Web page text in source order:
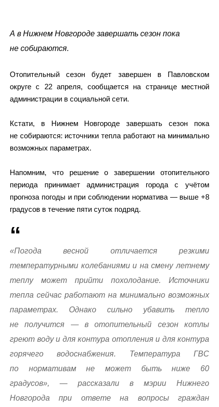
А в Нижнем Новгороде завершать сезон пока
не собираются.
Отопительный сезон будет завершен в Павловском
округе с 22 апреля, сообщается на странице местной
администрации в социальной сети.
Кстати, в Нижнем Новгороде завершать сезон пока
не собираются: источники тепла работают на минимально
возможных параметрах.
Напомним, что решение о завершении отопительного
периода принимает администрация города с учётом
прогноза погоды и при соблюдении норматива — выше +8
градусов в течение пяти суток подряд.
«Погода весной отличается резкими
температурными колебаниями и на смену летнему
теплу может прийти похолодание. Источники
тепла сейчас работают на минимально возможных
параметрах. Однако сильно убавить тепло
не получится — в отопительный сезон котлы
греют воду и для контура отопления и для контура
горячего водоснабжения. Температура ГВС
по нормативам не может быть ниже 60
градусов», — рассказали в мэрии Нижнего
Новгорода при ответе на вопросы граждан